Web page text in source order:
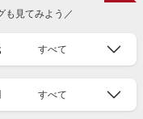
も見てみよう／
すべて
すべて